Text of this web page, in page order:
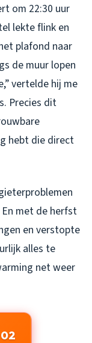
om 22:30 uur
lekte flink en
plafond naar
de muur lopen
vertelde hij me
Precies dit
hebt die direct
met de herfst
en verstopte
alles te
net weer